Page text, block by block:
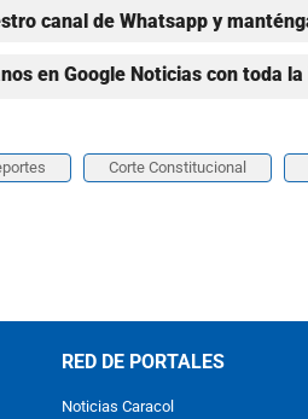
canal de Whatsapp y
en Google Noticias con toda
Corte Constitucional
RED DE PORTALES
Noticias Caracol